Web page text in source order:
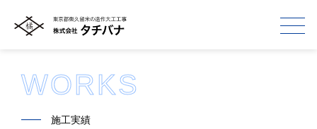
WORKS
━━ 施工実績